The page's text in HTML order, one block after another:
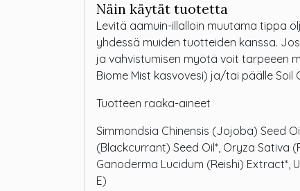
Näin käytät tuotetta
Levitä aamuin-illalloin muutama tippa
yhdessä muiden tuotteiden kanssa.
ja vahvistumisen myötä voit tarpeeen
Biome Mist kasvovesi) ja/tai päälle
Tuotteen raaka-aineet
Simmondsia Chinensis (Jojoba) Seed
(Blackcurrant) Seed Oil*, Oryza Sativa
Ganoderma Lucidum (Reishi) Extract*,
E)